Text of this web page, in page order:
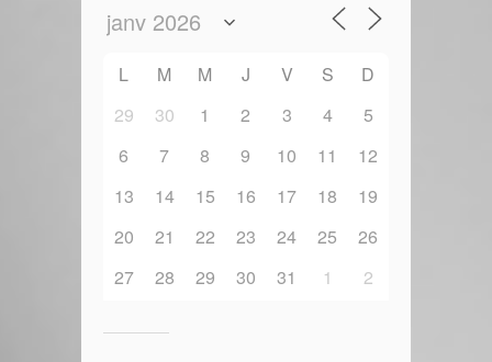
L M M J V S
D
29
30 1 2 3 4
5
6
7 8 9 10 11
12
13
14 15 16 17 18
19
20
21 22 23 24 25
26
27
28 29 30 31 1 2